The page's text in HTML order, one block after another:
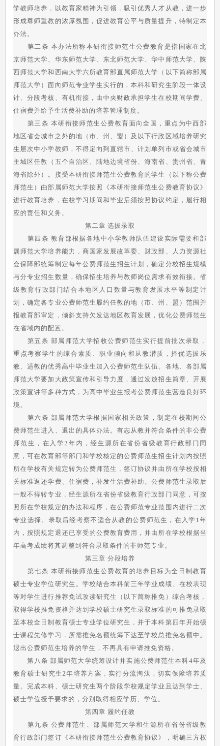
学教师培养，以教育家精神为引领，吸引优秀人才从教，进一步
形成尊师重教的浓厚氛围，促进教育公平与质量提升，特制定本
办法。
第二条 本办法所称本研衔接师范生公费教育是指国家在北
京师范大学、华东师范大学、东北师范大学、华中师范大学、陕
西师范大学和西南大学六所教育部直属师范大学（以下简称部属
师范大学）面向师范专业学生实行的，本科和研究生阶段一体设
计、分段考核、有机衔接，由中央财政承担学生在校期间学费、
住宿费并给予生活费补助的培养管理制度。
第三条 本研衔接师范生公费教育面向全国，重点为中西部
地区省会城市之外的地（市、州、盟）及以下行政区域培养研究
生层次中小学教师，不得定向到直辖市、计划单列市或省会城市
主城区任教（五个自治区、陆地边境省份、海南省、贵州省、青
海省除外）。接受本研衔接师范生公费教育的学生（以下称公费
师范生）由部属师范大学按照《本研衔接师范生公费教育协议》
进行教育培养，在校学习期间和毕业后须按照协议约定，履行相
应的责任和义务。
第二章 选拔录取
第四条 教育部根据各地中小学教师队伍建设实际需要和部
属师范大学培养能力，商国家发展改革委、财政部、人力资源社
会保障部统筹制定每年公费师范生招生计划，确定分校招生规模
与分专业招生数量，确保招生培养与教师岗位需求有效衔接。省
级教育行政部门结合本地区人口数量与教育发展水平等制定计
划，确定各专业公费师范生履约任教的地（市、州、盟）范围并
报教育部审定，倾斜支持欠发达地区教育发展，优化公费师范生
在省域内的配置。
第五条 部属师范大学招收公费师范生实行提前批次录取，
重点考察学生的综合素质、职业倾向和从教潜质，择优选拔乐
教、适教的优秀高中毕业生加入公费师范生队伍。各地、各部属
师范大学要加大政策宣传和引导力度，通过发放招生简章、开展
政策宣讲等多种方式，为高中毕业生报考公费师范生营造良好环
境。
第六条 部属师范大学根据国家相关政策，制定在校期间公
费师范生进入、退出的具体办法。有志从教并符合条件的非公费
师范生，在入学2年内，经生源所在省份省级教育行政部门同
意，可在教育部等部门和学校核定的公费师范生招生计划内按照
所在学校有关规定转为公费师范生，签订协议并由所在学校按相
关标准返还学费、住宿费，补发生活费补助。公费师范生录取后
一般不得转专业，经生源所在省份省级教育行政部门同意，可按
照所在学校规定的办法和程序，在公费师范专业范围内进行二次
专业选择。录取后经考察不适合从教的公费师范生，在入学1年
内，按照规定退还已享受的公费教育费用，并由所在学校根据当
年高考成绩将其调整到符合录取条件的非师范专业。
第三章 分段培养
第七条 本研衔接师范生公费教育的培养目标为全日制教育
硕士专业学位研究生。学校结合本科前三年学业成绩、在校表现
等对学生进行推荐免试攻读研究生（以下简称推免）综合考核，
取得学校推免资格并达到学校硕士研究生录取标准的可推免录取
至本校全日制教育硕士专业学位研究生，并于本科第四年开始硕
士课程先修学习，所需推免名额统筹下达至学校总推免名额中。
退出公费师范生培养的学生，不再具有申请推免资格。
第八条 部属师范大学统筹设计并实施公费师范生本科4年及
教育硕士研究生2年培养方案，实行分流淘汰，切实保障培养质
量。完成本科、硕士研究生两个阶段学校规定学业且达到学士、
硕士学位授予要求的，分别取得相应学历、学位。
第四章 履约任教
第九条 公费师范生、部属师范大学和生源所在省份省级教
育行政部门签订《本研衔接师范生公费教育协议》，明确三方权